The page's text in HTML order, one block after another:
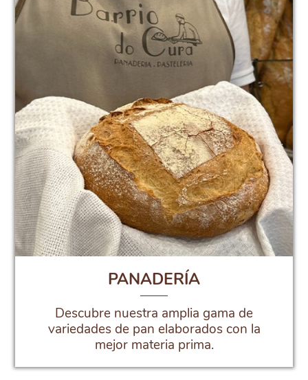
PANADERÍA
Descubre nuestra amplia gama de
variedades de pan elaborados con la
mejor materia prima.